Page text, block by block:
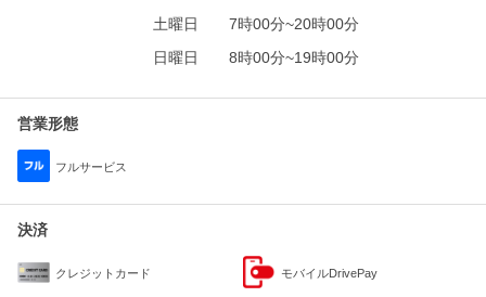
土曜日
7時00分~20時00分
日曜日
8時00分~19時00分
営業形態
フルサービス
決済
クレジットカード モバイルDrivePay